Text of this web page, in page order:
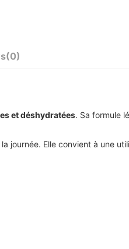
(0)
et déshydratées. Sa formule
journée. Elle convient à une